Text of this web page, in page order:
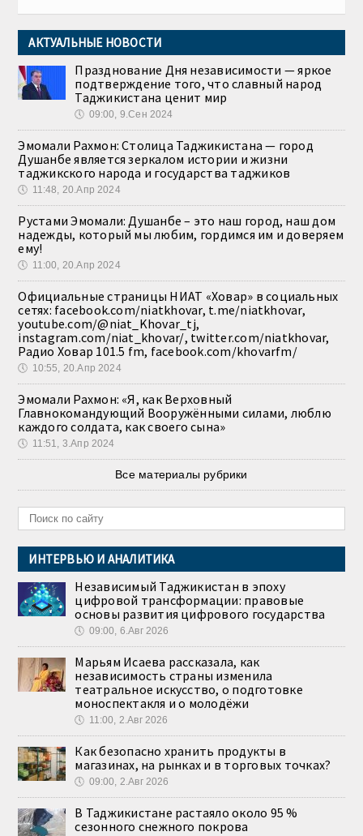
АКТУАЛЬНЫЕ НОВОСТИ
Празднование Дня независимости — яркое
подтверждение того, что славный народ
Таджикистана ценит мир
🕔 09:00, 9.Сен 2024
Эмомали Рахмон: Столица Таджикистана — город
Душанбе является зеркалом истории и жизни
таджикского народа и государства таджиков
🕔 11:48, 20.Апр 2024
Рустами Эмомали: Душанбе – это наш город, наш дом
надежды, который мы любим, гордимся им и доверяем
ему!
🕔 11:00, 20.Апр 2024
Официальные страницы НИАТ «Ховар» в социальных
сетях: facebook.com/niatkhovar, t.me/niatkhovar,
youtube.com/@niat_Khovar_tj,
instagram.com/niat_khovar/, twitter.com/niatkhovar,
Радио Ховар 101.5 fm, facebook.com/khovarfm/
🕔 10:55, 20.Апр 2024
Эмомали Рахмон: «Я, как Верховный
Главнокомандующий Вооружёнными силами, люблю
каждого солдата, как своего сына»
🕔 11:51, 3.Апр 2024
Все материалы рубрики
ИНТЕРВЬЮ И АНАЛИТИКА
Независимый Таджикистан в эпоху
цифровой трансформации: правовые
основы развития цифрового государства
🕔 09:00, 6.Авг 2026
Марьям Исаева рассказала, как
независимость страны изменила
театральное искусство, о подготовке
моноспектакля и о молодёжи
🕔 11:00, 2.Авг 2026
Как безопасно хранить продукты в
магазинах, на рынках и в торговых точках?
🕔 09:00, 2.Авг 2026
В Таджикистане растаяло около 95 %
сезонного снежного покрова